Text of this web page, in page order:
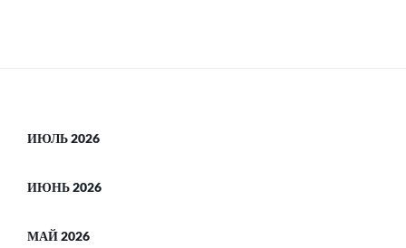
ИЮЛЬ 2026
ИЮНЬ 2026
МАЙ 2026